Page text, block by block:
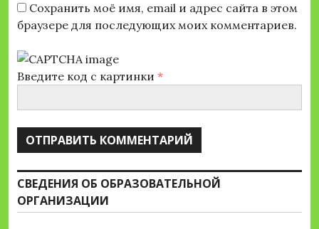
Сохранить моё имя, email и адрес сайта в этом
браузере для последующих моих комментариев.
Введите код с картинки *
СВЕДЕНИЯ ОБ ОБРАЗОВАТЕЛЬНОЙ
ОРГАНИЗАЦИИ